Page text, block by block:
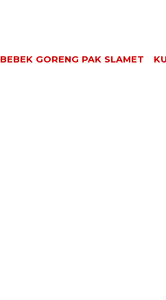
BEBEK GORENG PAK SLAMET